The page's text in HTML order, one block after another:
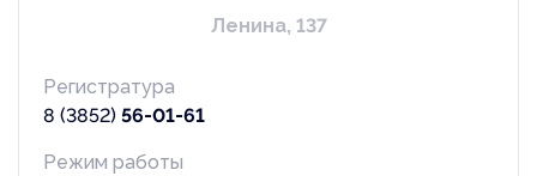
Ленина, 137
Регистратура
8 (3852) 56-01-61
Режим работы